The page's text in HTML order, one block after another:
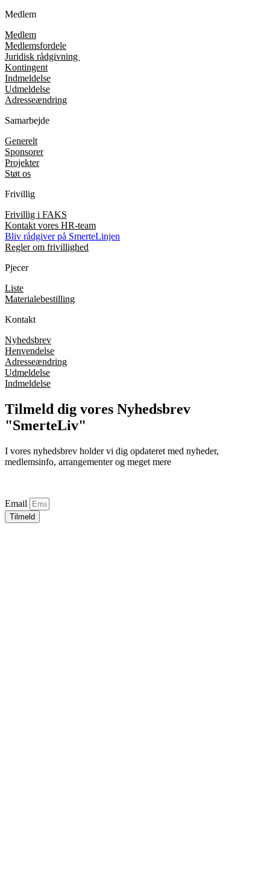
Medlem
Medlem
Medlemsfordele
Juridisk rådgivning
Kontingent
Indmeldelse
Udmeldelse
Adresseændring
Samarbejde
Generelt
Sponsorer
Projekter
Støt os
Frivillig
Frivillig i FAKS
Kontakt vores HR-team
Bliv rådgiver på SmerteLinjen
Regler om frivillighed
Pjecer
Liste
Materialebestilling
Kontakt
Nyhedsbrev
Henvendelse
Adresseændring
Udmeldelse
Indmeldelse
Tilmeld dig vores Nyhedsbrev
"SmerteLiv"
I vores nyhedsbrev holder vi dig opdateret med nyheder,
medlemsinfo, arrangementer og meget mere
Email
Tilmeld